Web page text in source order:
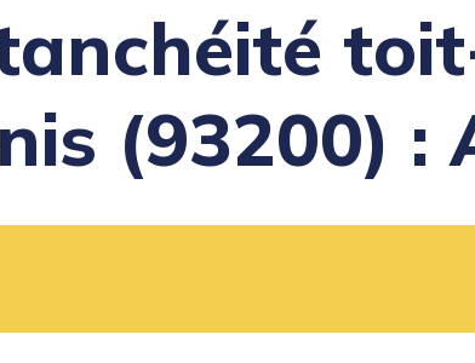
(93200) :